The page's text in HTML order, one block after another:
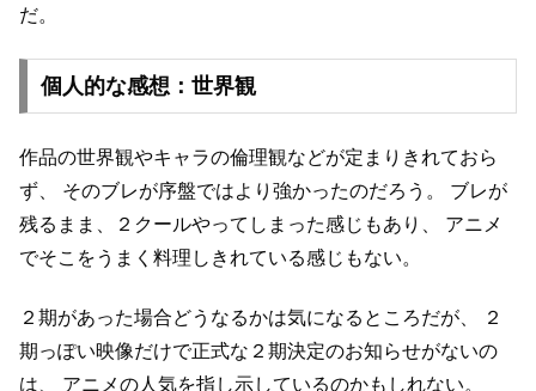
だ。
個人的な感想：世界観
作品の世界観やキャラの倫理観などが定まりきれておら
ず、
そのブレが序盤ではより強かったのだろう。
ブレが
残るまま、２クールやってしまった感じもあり、
アニメ
でそこをうまく料理しきれている感じもない。
２期があった場合どうなるかは気になるところだが、
２
期っぽい映像だけで正式な２期決定のお知らせがないの
は、
アニメの人気を指し示しているのかもしれない。